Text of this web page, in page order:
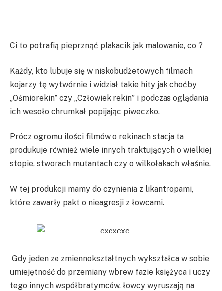
Ci to potrafią pieprznąć plakacik jak malowanie, co ?
Każdy, kto lubuje się w niskobudżetowych filmach
kojarzy tę wytwórnie i widział takie hity jak choćby
„Ośmiorekin” czy „Człowiek rekin” i podczas oglądania
ich wesoło chrumkał popijając piweczko.
Prócz ogromu ilości filmów o rekinach stacja ta
produkuje również wiele innych traktujących o wielkiej
stopie, stworach mutantach czy o wilkołakach właśnie.
W tej produkcji mamy do czynienia z likantropami,
które zawarły pakt o nieagresji z łowcami.
Gdy jeden ze zmiennokształtnych wykształca w sobie
umiejętność do przemiany wbrew fazie księżyca i uczy
tego innych współbratymców, łowcy wyruszają na